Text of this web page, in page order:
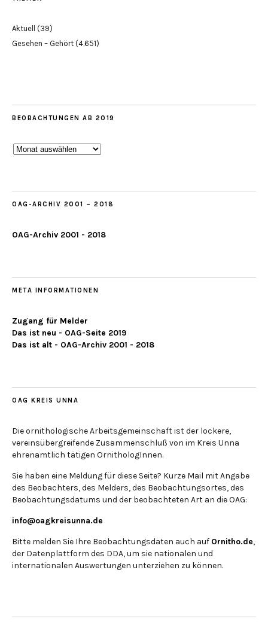
Aktuell
(39)
Gesehen – Gehört (4.651)
BEOBACHTUNGEN AB 2019
Beobachtungen
OAG-ARCHIV 2001 – 2018
OAG-Archiv 2001 - 2018
META INFORMATIONEN
Zugang für Melder
Das ist neu - OAG-Seite 2019
Das ist alt - OAG-Archiv 2001 - 2018
OAG KREIS UNNA
Die ornithologische Arbeitsgemeinschaft ist der lockere,
vereinsübergreifende Zusammenschluß von im Kreis Unna
ehrenamtlich tätigen OrnithologInnen.
Sie haben eine Meldung für diese Seite? Kurze Mail mit Angabe
des Beobachters, des Melders, des Beobachtungsortes, des
Beobachtungsdatums und der beobachteten Art an die OAG:
info@oagkreisunna.de
Bitte melden Sie Ihre Beobachtungsdaten auch auf Ornitho.de,
der Datenplattform des DDA, um sie nationalen und
internationalen Auswertungen unterziehen zu können.